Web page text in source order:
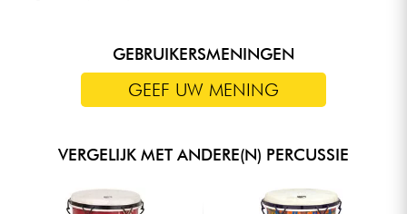
GEBRUIKERSMENINGEN
GEEF UW MENING
VERGELIJK MET ANDERE(N) PERCUSSIE